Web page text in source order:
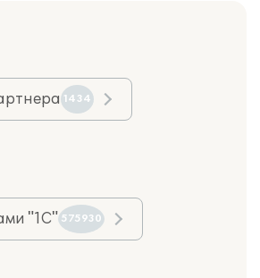
1434
"1С" 575930